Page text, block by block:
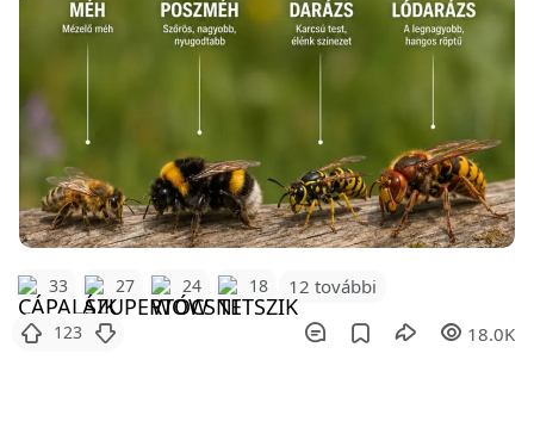
33 27 24 18 12 további
123 18.0K